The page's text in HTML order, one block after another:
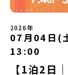
て」が「一生の
い！」「今の自分
集合！地元の高校
で最高の仲間にな
を離れる初めての
ポートするので安
ーーーーーーーー
2026年4月22日
2026年
07月04日(
13:00
【1泊2日